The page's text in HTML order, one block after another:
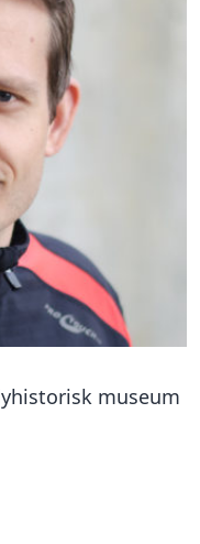
museum